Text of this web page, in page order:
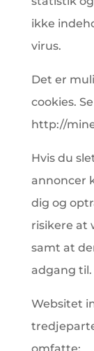
ikke
virus.
Det er
cookies.
http://
Hvis du
annoncer
dig og
risikere at
samt at
adgang til.
Websitet